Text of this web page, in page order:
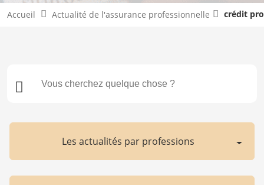
Accueil Actualité de l'assurance professionnelle crédit
Les actualités par professions